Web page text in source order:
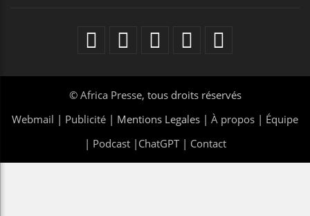
© Africa Presse, tous droits réservés
Webmail | Publicité | Mentions Legales | À propos | Équipe
| Podcast| ChatGPT| Contact